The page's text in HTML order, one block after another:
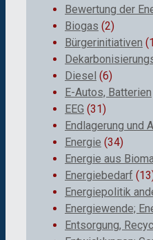
Bewertung der
Biogas (2)
Bürgerinitiativen
Diesel (6)
E-Autos, Batterien
EEG (31)
Endlagerung und
Energie (34)
Energie aus
Energiebedarf
Energiepolitik
Energiewende;
Entsorgung,